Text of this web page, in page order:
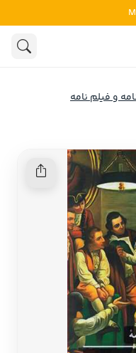
لاتین
اروپا
و فیلم نامه